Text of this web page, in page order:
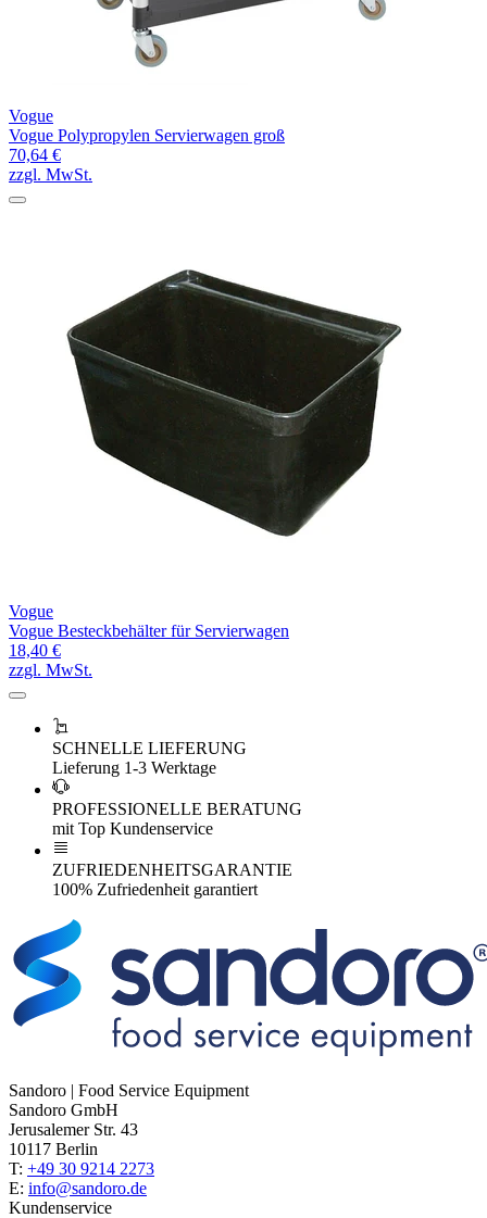
Vogue
Vogue Polypropylen Servierwagen groß
70,64 €
zzgl. MwSt.
Vogue
Vogue Besteckbehälter für Servierwagen
18,40 €
zzgl. MwSt.
SCHNELLE LIEFERUNG
Lieferung 1-3 Werktage
PROFESSIONELLE BERATUNG
mit Top Kundenservice
ZUFRIEDENHEITSGARANTIE
100% Zufriedenheit garantiert
Sandoro | Food Service Equipment
Sandoro GmbH
Jerusalemer Str. 43
10117 Berlin
T: +49 30 9214 2273
E: info@sandoro.de
Kundenservice